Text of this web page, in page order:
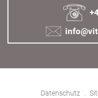
Datenschutz